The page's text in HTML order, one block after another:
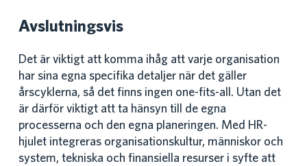
Avslutningsvis
Det är viktigt att komma ihåg att varje organisation
har sina egna specifika detaljer när det gäller
årscyklerna, så det finns ingen one-fits-all. Utan det
är därför viktigt att ta hänsyn till de egna
processerna och den egna planeringen. Med HR-
hjulet integreras organisationskultur, människor och
system, tekniska och finansiella resurser i syfte att